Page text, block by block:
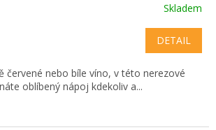
Skladem
DETAIL
červené nebo bíle víno, v této nerezové
oblíbený nápoj kdekoliv a...